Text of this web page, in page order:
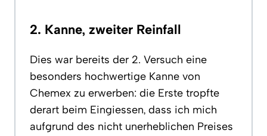
2. Kanne, zweiter Reinfall
Dies war bereits der 2. Versuch eine
besonders hochwertige Kanne von
Chemex zu erwerben: die Erste tropfte
derart beim Eingiessen, dass ich mich
aufgrund des nicht unerheblichen Preises